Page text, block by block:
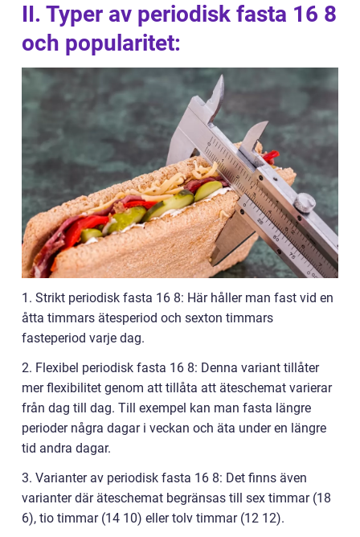
II. Typer av periodisk fasta 16 8
och popularitet:
1. Strikt periodisk fasta 16 8: Här håller man fast vid en
åtta timmars ätesperiod och sexton timmars
fasteperiod varje dag.
2. Flexibel periodisk fasta 16 8: Denna variant tillåter
mer flexibilitet genom att tillåta att äteschemat varierar
från dag till dag. Till exempel kan man fasta längre
perioder några dagar i veckan och äta under en längre
tid andra dagar.
3. Varianter av periodisk fasta 16 8: Det finns även
varianter där äteschemat begränsas till sex timmar (18
6), tio timmar (14 10) eller tolv timmar (12 12).